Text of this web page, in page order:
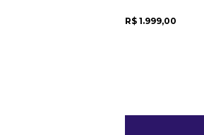
R$ 1.999,00